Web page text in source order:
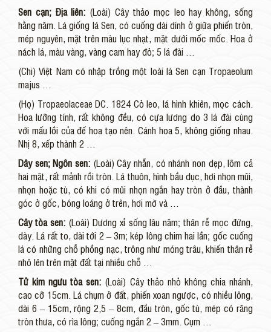
Sen cạn; Địa liên: (Loài) Cây thảo mọc leo hay không, sống
hằng năm. Lá giống lá Sen, có cuống dài dính ở giữa phiến tròn,
mép nguyên, mặt trên màu lục nhạt, mặt dưới mốc mốc. Hoa ở
nách lá, màu vàng, vàng cam hay đỏ; 5 lá đài …
(Chi) Việt Nam có nhập trồng một loài là Sen cạn Tropaeolum
majus …
(Họ) Tropaeolaceae DC. 1824 Cỏ leo, lá hình khiên, mọc cách.
Hoa lưỡng tính, rất không đều, có cựa lương do 3 lá đài cùng
với mấu lồi của đế hoa tạo nên. Cánh hoa 5, không giống nhau.
Nhị 8, xếp thành 2 …
Dây sen; Ngôn sen: (Loài) Cây nhẵn, có nhánh non dẹp, lõm cả
hai mặt, rất mảnh rồi tròn. Lá thuôn, hình bầu dục, hơi nhọn mũi,
nhọn hoặc tù, có khi có mũi nhọn ngắn hay tròn ở đầu, thành
góc ở gốc, bóng loáng ở trên, hơi mờ và …
Cây tòa sen:(Loài) Dương xỉ sống lâu năm; thân rễ mọc đứng,
dày. Lá rất to, dài tới 2 – 3m; kép lông chim hai lần; gốc cuống
lá có những chỗ phồng nạc, trông như móng trâu, khiến thân rễ
nhô lên trên mặt đất tại nhiều chỗ …
Tử kim ngưu tòa sen: (Loài) Cây thảo nhỏ không chia nhánh,
cao cỡ 15cm. Lá chụm ở đất, phiến xoan ngược, có nhiều lông,
dài 6 – 15cm, rộng 2,5 – 8cm, đầu tròn, gốc tù, mép có răng
tròn thưa, có rìa lông; cuống ngắn 2 – 3mm. Cụm …